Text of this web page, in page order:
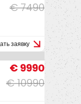
€ 7490
заявку
€ 10990
€ 9990